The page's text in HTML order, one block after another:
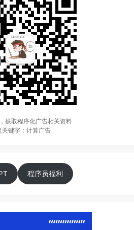
获取程序化广告相关资料
关键字：计算广告
程序员福利